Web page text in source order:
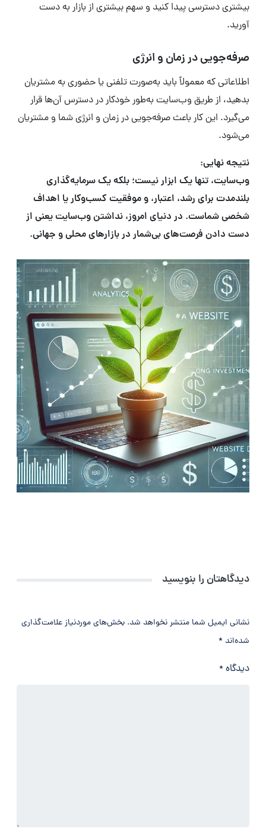
بیشتری دسترسی پیدا کنید و سهم بیشتری از بازار به دست
آورید.
صرفه‌جویی در زمان و انرژی
اطلاعاتی که معمولاً باید به‌صورت تلفنی یا حضوری به مشتریان
بدهید، از طریق وب‌سایت به‌طور خودکار در دسترس آن‌ها قرار
می‌گیرد. این کار باعث صرفه‌جویی در زمان و انرژی شما و مشتریان
می‌شود.
نتیجه نهایی:
وب‌سایت، تنها یک ابزار نیست؛ بلکه یک سرمایه‌گذاری
بلندمدت برای رشد، اعتبار، و موفقیت کسب‌وکار یا اهداف
شخصی شماست. در دنیای امروز، نداشتن وب‌سایت یعنی از
دست دادن فرصت‌های بی‌شمار در بازارهای محلی و جهانی.
دیدگاهتان را بنویسید
نشانی ایمیل شما منتشر نخواهد شد. بخش‌های موردنیاز علامت‌گذاری
شده‌اند *
دیدگاه*